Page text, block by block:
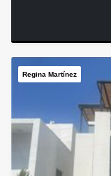
Regina Martínez